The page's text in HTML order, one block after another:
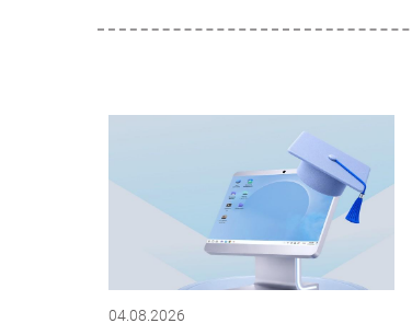
04.08.2026